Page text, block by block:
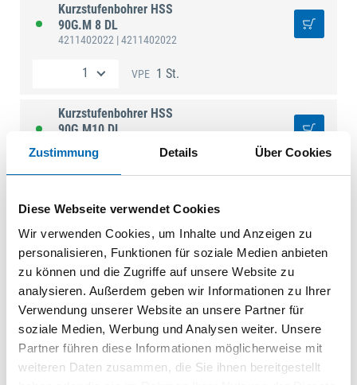
Zustimmung Details Über Cookies
Diese Webseite verwendet Cookies
Wir verwenden Cookies, um Inhalte und Anzeigen zu
personalisieren, Funktionen für soziale Medien anbieten
zu können und die Zugriffe auf unsere Website zu
analysieren. Außerdem geben wir Informationen zu Ihrer
Verwendung unserer Website an unsere Partner für
soziale Medien, Werbung und Analysen weiter. Unsere
Partner führen diese Informationen möglicherweise mit
weiteren Daten zusammen, die Sie ihnen bereitgestellt
Kurzstufenbohrer HSS
90G.M 8 DL
4211402022 | 4211402022
VPE 1 St.
Kurzstufenbohrer HSS
90G.M10 DL
VPE 1 St.
Technische Daten
Produktart Spiralbohrer